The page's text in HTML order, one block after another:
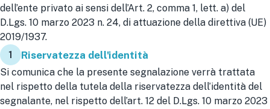
dell’ente privato ai sensi dell’Art. 2, comma 1, lett. a) del
D.Lgs. 10 marzo 2023 n. 24, di attuazione della direttiva (UE)
2019/1937.
1
Riservatezza dell'identità
Si comunica che la presente segnalazione verrà trattata
nel rispetto della tutela della riservatezza dell’identità del
segnalante, nel rispetto dell’art. 12 del D.Lgs. 10 marzo 2023